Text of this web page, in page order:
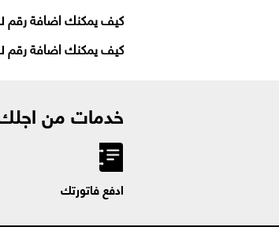
كيف يمكنك اضافة رقم
كيف يمكنك اضافة رقم
خدمات من
ادفع فاتورتك